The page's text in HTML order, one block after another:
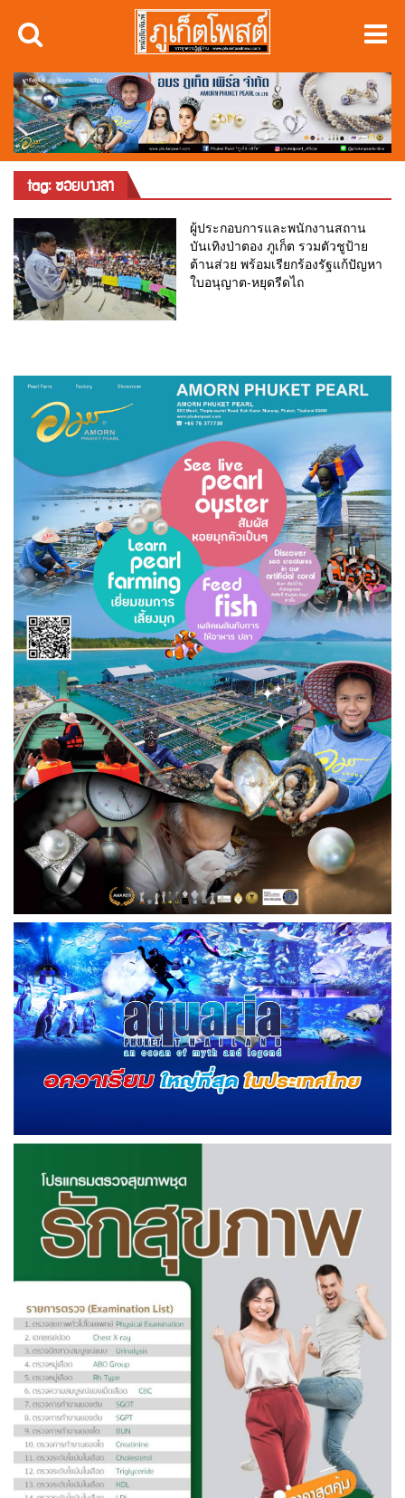
tag: ซอยบางลา
ผู้ประกอบการและพนักงานสถาน
บันเทิงป่าตอง ภูเก็ต รวมตัวชูป้าย
ต้านส่วย พร้อมเรียกร้องรัฐแก้ปัญหา
ใบอนุญาต-หยุดรีดไถ